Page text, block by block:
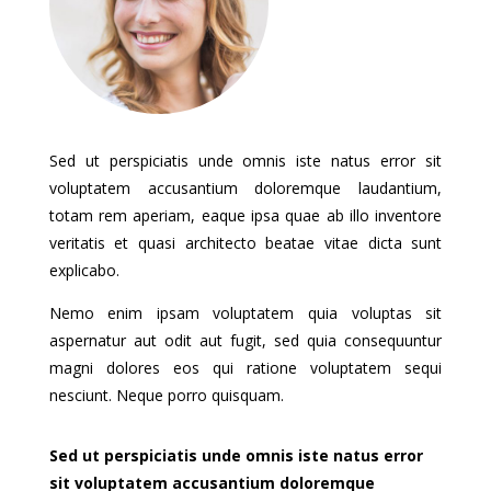
amet aliquam vel, ullamcorper
sit amet ligula. Sed porttitor
lectus nibh. Curabitur non
convallis quis ac lectus. Donec
rutrum congue leo eget
malesuada. Curabitur arcu
et, porttitor at sem.
Pellentesque in ipsum id orci
porta dapibus. Vestibulum ac
diam sit amet quam vehicula
elementum sed sit amet dui.
Sed ut perspiciatis unde omnis iste natus error sit
voluptatem accusantium doloremque laudantium,
totam rem aperiam, eaque ipsa quae ab illo inventore
veritatis et quasi architecto beatae vitae dicta sunt
explicabo.
Nemo enim ipsam voluptatem quia voluptas sit
aspernatur aut odit aut fugit, sed quia consequuntur
magni dolores eos qui ratione voluptatem sequi
nesciunt. Neque porro quisquam.
Sed ut perspiciatis unde omnis iste natus error
sit voluptatem accusantium doloremque